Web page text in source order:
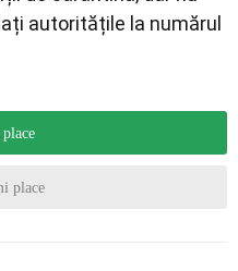
autoritățile la numărul
place